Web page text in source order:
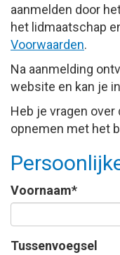
aanmelden door
het lidmaatschap
Voorwaarden.
Na aanmelding
website en kan je
Heb je vragen
opnemen met het
Voornaam*
Tussenvoegsel